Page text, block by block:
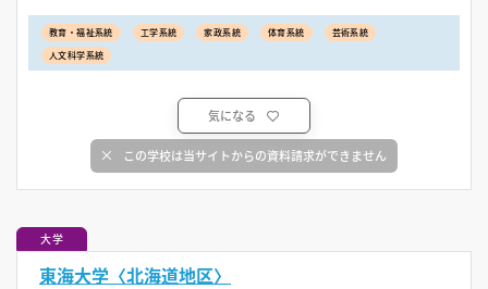
教育・福祉系統 工学系統 家政系統 体育系統
芸術系統
人文科学系統
気になる
この学校は当サイトからの資料請求ができません
大学
東海大学〈北海道地区〉